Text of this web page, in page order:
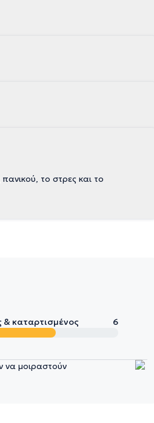
το στρες και το
& καταρτισμένος
6
να μοιραστούν